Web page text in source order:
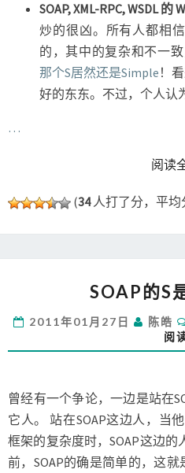
SOAP, XML-RPC, WSDL 的
炒的很凶。所有人都相
的，其中的复杂和不一
那个S居然还是Simple ！
好的东东。不过，个人认
…
阅读
(34人打了分，平均
SOAP的S
2011年01月27日 陈皓
阅
曾经有一个争论，一边是站在
它人。 站在SOAP这边人，当
框架的复杂度时，SOAP这边
前，SOAP的确是简单的，这就